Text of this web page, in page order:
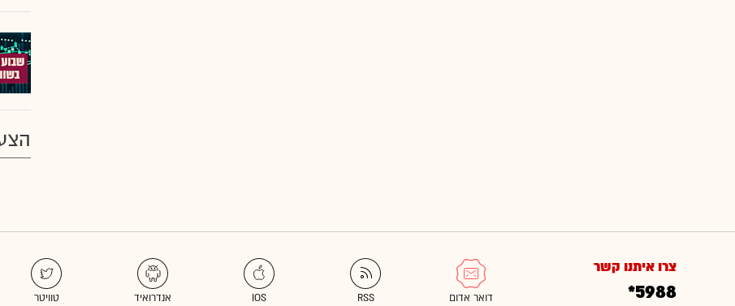
צרו איתנו קשר
*5988